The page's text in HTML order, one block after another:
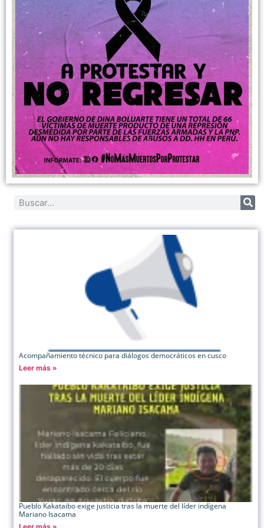
Acompañamiento técnico para diálogos democráticos en cusco
Leer más »
Pueblo Kakataibo exige justicia tras la muerte del líder indígena
Mariano Isacama